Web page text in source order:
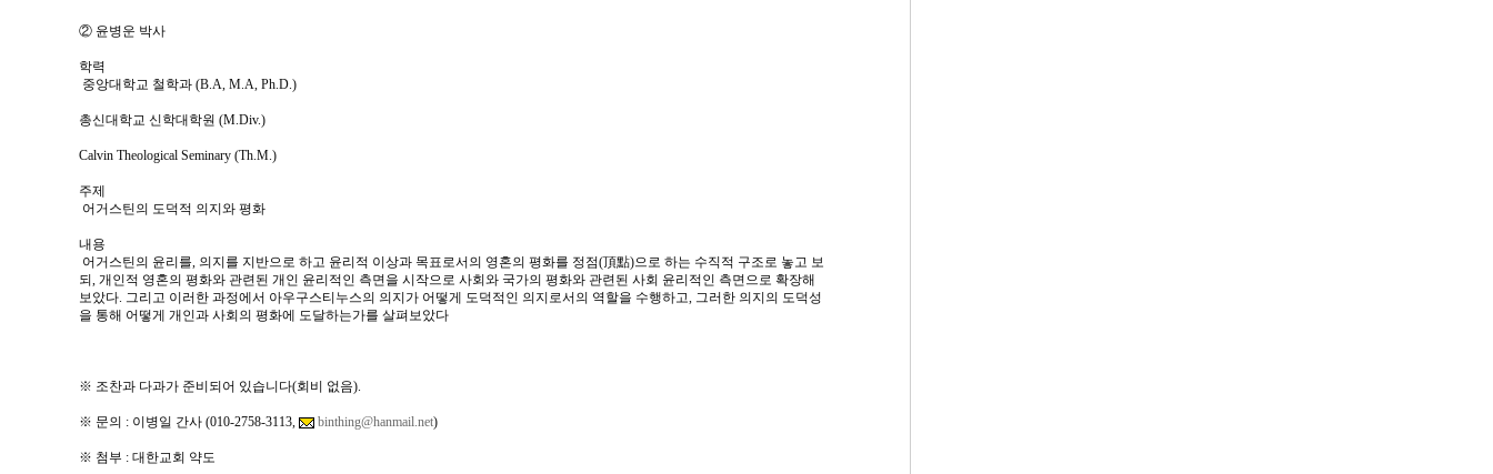
② 윤병운 박사
학력
중앙대학교 철학과 (B.A, M.A, Ph.D.)
총신대학교 신학대학원 (M.Div.)
Calvin Theological Seminary (Th.M.)
주제
어거스틴의 도덕적 의지와 평화
내용
어거스틴의 윤리를, 의지를 지반으로 하고 윤리적 이상과 목표로서의 영혼의 평화를 정점(頂點)으로 하는 수직적 구조로 놓고 보
되, 개인적 영혼의 평화와 관련된 개인 윤리적인 측면을 시작으로 사회와 국가의 평화와 관련된 사회 윤리적인 측면으로 확장해
보았다. 그리고 이러한 과정에서 아우구스티누스의 의지가 어떻게 도덕적인 의지로서의 역할을 수행하고, 그러한 의지의 도덕성
을 통해 어떻게 개인과 사회의 평화에 도달하는가를 살펴보았다
※ 조찬과 다과가 준비되어 있습니다(회비 없음).
※ 문의 : 이병일 간사 (010-2758-3113, binthing@hanmail.net)
※ 첨부 : 대한교회 약도